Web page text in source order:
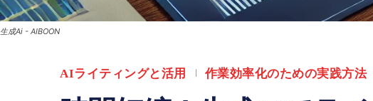
生成Ai - AIBOON
AIライティングと活用 作業効率化のための実践方法